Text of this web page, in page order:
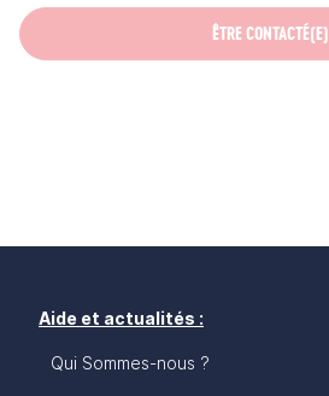
ÊTRE CONTACTÉ(E)
Aide et actualités :
Qui Sommes-nous ?